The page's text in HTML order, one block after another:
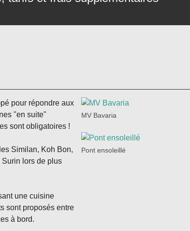
MV Bavaria
Pont ensoleillé
pour répondre aux
"en suite"
sont obligatoires !
Similan, Koh Bon,
lors de plus
une cuisine
sont proposés entre
à bord.